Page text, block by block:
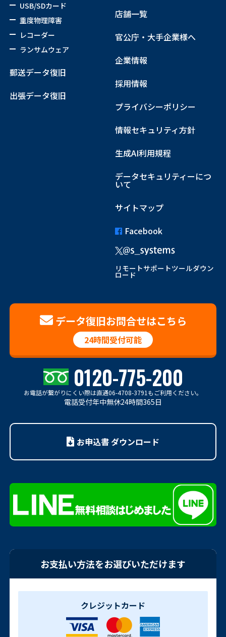
USB/SDカード
重度物理障害
レコーダー
ランサムウェア
郵送データ復旧
出張データ復旧
店舗一覧
官公庁・大手企業様へ
企業情報
採用情報
プライバシーポリシー
情報セキュリティ方針
生成AI利用規程
データセキュリティーにつ
いて
サイトマップ
Facebook
リモートサポートツールダウン
ロード
データ復旧お問合せはこちら
24時間受付可能
0120-775-200
お電話が繋がりにくい際は直通06-4708-3791もご利用ください。
電話受付年中無休24時間365日
お申込書 ダウンロード
お支払い方法をお選びいただけます
クレジットカード